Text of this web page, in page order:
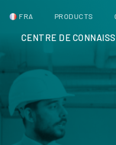
FRA PRODUCTS
CENTRE DE